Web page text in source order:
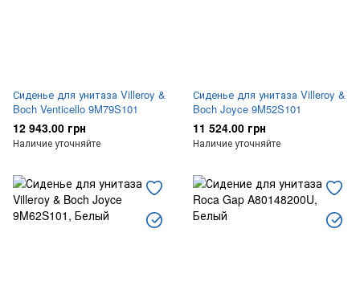
Сиденье для унитаза Villeroy &
Boch Venticello 9M79S101
12 943.00 грн
Наличие уточняйте
Сиденье для унитаза Villeroy &
Boch Joyce 9M52S101
11 524.00 грн
Наличие уточняйте